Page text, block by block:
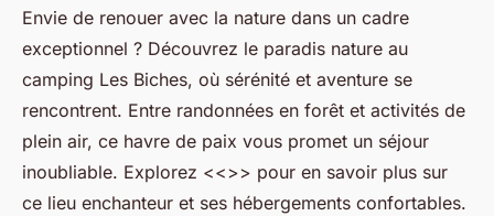
Découvrez le paradis nature
au camping Les Biches
Clara•18 juin 2024•2 min de lecture
Envie de renouer avec la nature dans un cadre
exceptionnel ? Découvrez le paradis nature au
camping Les Biches, où sérénité et aventure se
rencontrent. Entre randonnées en forêt et activités de
plein air, ce havre de paix vous promet un séjour
inoubliable. Explorez <<>> pour en savoir plus sur
ce lieu enchanteur et ses hébergements confortables.